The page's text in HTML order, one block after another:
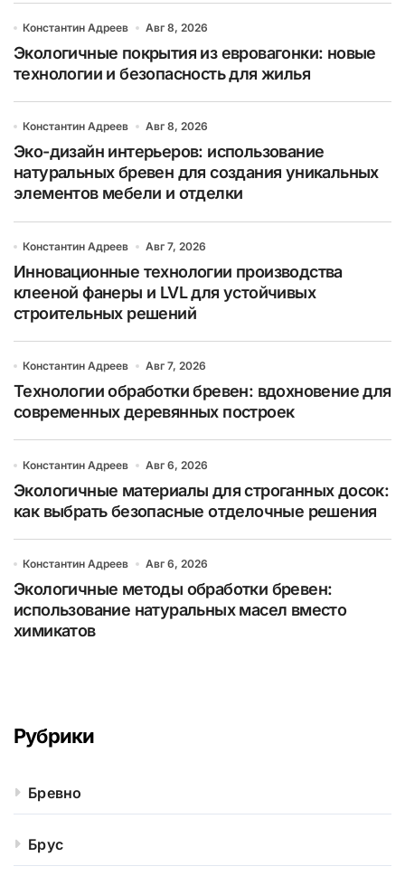
Константин Адреев Авг 8, 2026
Экологичные покрытия из евровагонки: новые
технологии и безопасность для жилья
Константин Адреев Авг 8, 2026
Эко-дизайн интерьеров: использование
натуральных бревен для создания уникальных
элементов мебели и отделки
Константин Адреев Авг 7, 2026
Инновационные технологии производства
клееной фанеры и LVL для устойчивых
строительных решений
Константин Адреев Авг 7, 2026
Технологии обработки бревен: вдохновение для
современных деревянных построек
Константин Адреев Авг 6, 2026
Экологичные материалы для строганных досок:
как выбрать безопасные отделочные решения
Константин Адреев Авг 6, 2026
Экологичные методы обработки бревен:
использование натуральных масел вместо
химикатов
Рубрики
Бревно
Брус